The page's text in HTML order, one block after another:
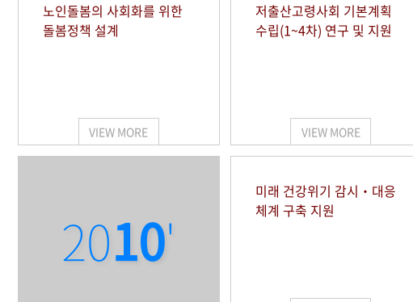
노인돌봄의 사회화를 위한
돌봄정책 설계
VIEW MORE
저출산고령사회 기본계획
수립(1~4차) 연구 및 지원
VIEW MORE
2010'
미래 건강위기 감시‧대응
체계 구축 지원